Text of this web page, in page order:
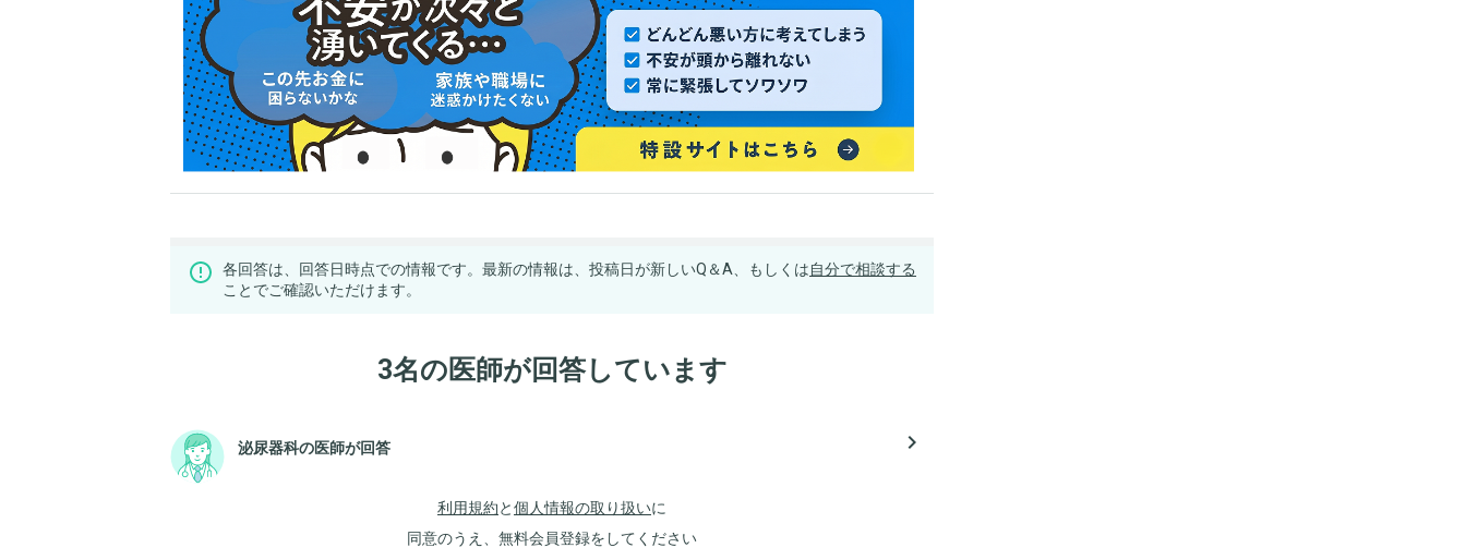
各回答は、回答日時点での情報です。最新の情報は、投稿日が新しいQ＆A、もしくは自分で相談する
ことでご確認いただけます。
3名の医師が回答しています
泌尿器科の医師が回答 navigate_next
利用規約と個人情報の取り扱いに
同意のうえ、無料会員登録をしてください